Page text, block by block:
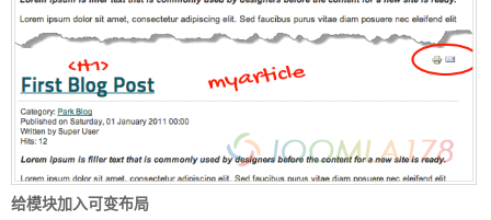
给模块加入可变布局